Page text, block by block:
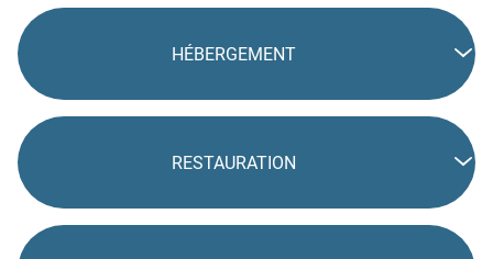
HÉBERGEMENT
RESTAURATION